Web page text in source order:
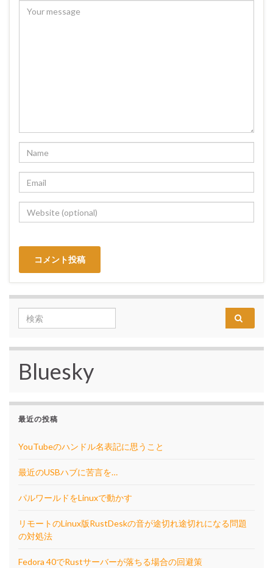
Search for:
Bluesky
最近の投稿
YouTubeのハンドル名表記に思うこと
最近のUSBハブに苦言を…
パルワールドをLinuxで動かす
リモートのLinux版RustDeskの音が途切れ途切れになる問題
の対処法
Fedora 40でRustサーバーが落ちる場合の回避策